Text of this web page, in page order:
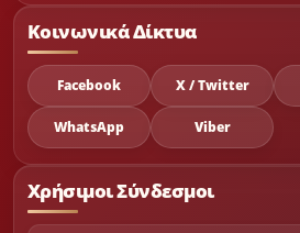
Κοινωνικά Δίκτυα
Facebook X / Twitter
WhatsApp Viber
Χρήσιμοι Σύνδεσμοι